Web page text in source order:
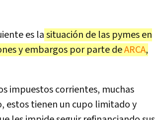
es lasituación de las pymes en
y embargos por parte deARCA,
impuestos corrientes, muchas
estos tienen un cupo limitado y